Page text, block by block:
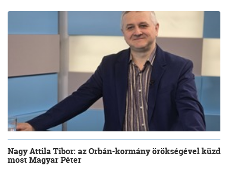
Nagy Attila Tibor: az Orbán-kormány örökségével küzd
most Magyar Péter